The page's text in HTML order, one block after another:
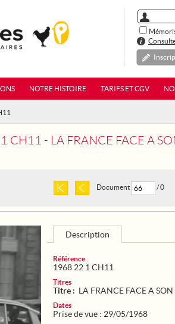
NOTRE HISTOIRE TARIFS ET CGV
CH11 - LA FRANCE FACE A
Document / 0
Description
Référence
1968 22 1 CH11
Titres
Titre : LA FRANCE FACE A
Dates
Prise de vue : 29/05/1968